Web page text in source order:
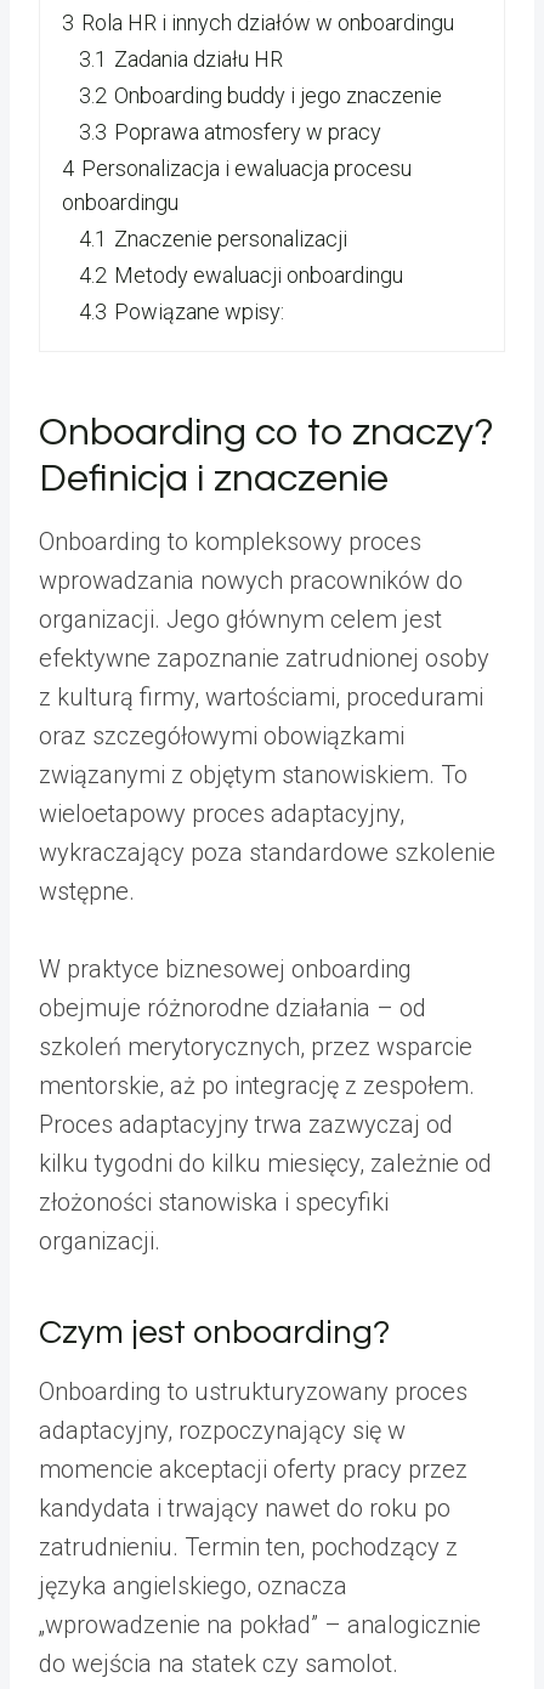
3 Rola HR i innych działów w onboardingu
3.1 Zadania działu HR
3.2 Onboarding buddy i jego znaczenie
3.3 Poprawa atmosfery w pracy
4 Personalizacja i ewaluacja procesu
onboardingu
4.1 Znaczenie personalizacji
4.2 Metody ewaluacji onboardingu
4.3 Powiązane wpisy:
Onboarding co to znaczy?
Definicja i znaczenie
Onboarding to kompleksowy proces
wprowadzania nowych pracowników do
organizacji. Jego głównym celem jest
efektywne zapoznanie zatrudnionej osoby
z kulturą firmy, wartościami, procedurami
oraz szczegółowymi obowiązkami
związanymi z objętym stanowiskiem. To
wieloetapowy proces adaptacyjny,
wykraczający poza standardowe szkolenie
wstępne.
W praktyce biznesowej onboarding
obejmuje różnorodne działania – od
szkoleń merytorycznych, przez wsparcie
mentorskie, aż po integrację z zespołem.
Proces adaptacyjny trwa zazwyczaj od
kilku tygodni do kilku miesięcy, zależnie od
złożoności stanowiska i specyfiki
organizacji.
Czym jest onboarding?
Onboarding to ustrukturyzowany proces
adaptacyjny, rozpoczynający się w
momencie akceptacji oferty pracy przez
kandydata i trwający nawet do roku po
zatrudnieniu. Termin ten, pochodzący z
języka angielskiego, oznacza
„wprowadzenie na pokład” – analogicznie
do wejścia na statek czy samolot.